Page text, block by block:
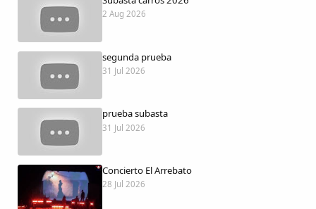
Traductor
Dichos
Cancionero Local
Apodos
Peñas
2 Aug 2026
segunda prueba
31 Jul 2026
prueba subasta
31 Jul 2026
Concierto El Arrebato
28 Jul 2026